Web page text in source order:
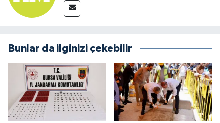
Bunlar da ilginizi çekebilir